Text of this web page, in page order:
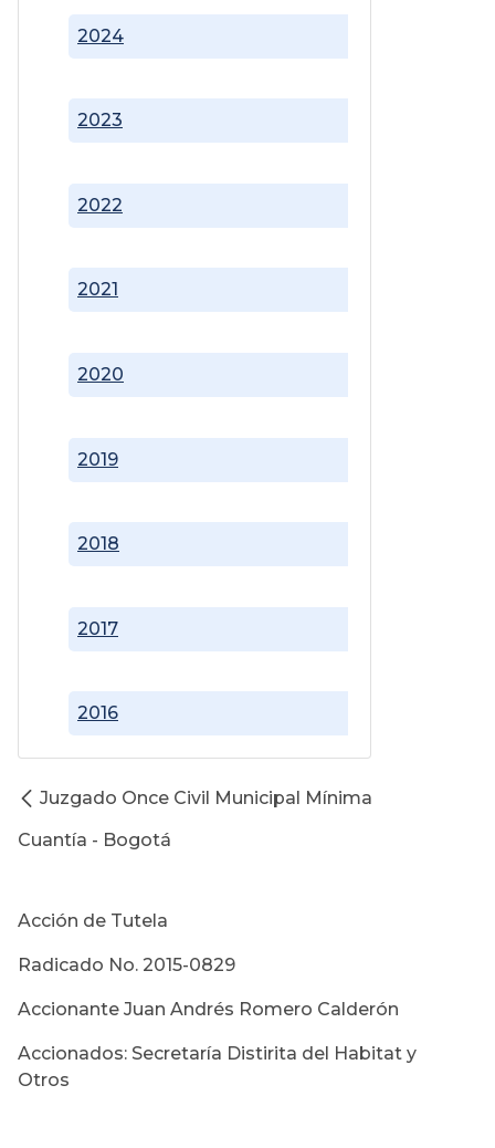
2016
2017
2018
2019
2020
2021
2022
2023
2024
Juzgado Once Civil Municipal Mínima
Cuantía - Bogotá
Acción de Tutela
Radicado No. 2015-0829
Accionante Juan Andrés Romero Calderón
Accionados: Secretaría Distirita del Habitat y
Otros